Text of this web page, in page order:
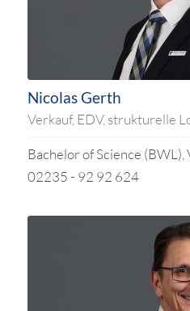
Nicolas Gerth
Verkauf, EDV, strukturelle
Bachelor of Science
02235 - 92 92 624